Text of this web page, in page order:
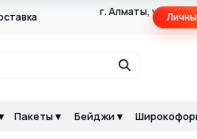
Бейджи ▾
Пакеты ▾
г. Алматы,
117Г,